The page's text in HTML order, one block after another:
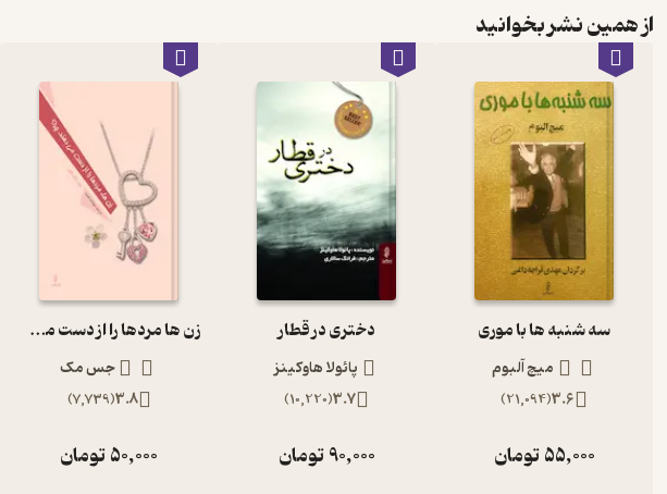
از همین نشر بخوانید
سه شنبه ها با موری
میچ آلبوم
3.6
(
21,094
)
55,000تومان
دختری در قطار
پائولا هاوکینز
3.7
(
10,220
)
90,000تومان
زن ها مردها را از دست می دهند،چرا؟
جس مک
3.8
(
7,739
)
50,000تومان